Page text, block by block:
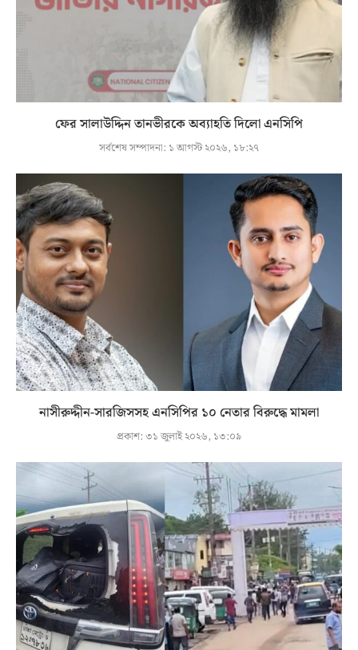
ফের সালাউদ্দিন তানভীরকে অব্যাহতি দিলো এনসিপি
সর্বশেষ সম্পাদনা: ১ আগস্ট ২০২৬, ১৮:২৭
নাসীরুদ্দীন-সারজিসসহ এনসিপির ১০ নেতার বিরুদ্ধে মামলা
প্রকাশ:৩১ জুলাই ২০২৬, ১৩:০৯